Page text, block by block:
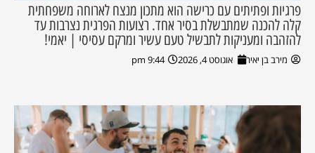
פרגיות ופתיתים עם כרישה הוא מתכון מנצח לארוחה משפחתית
קלה להכנה שמתבשלת בסיר אחד. רצועות הפרגית נצרבות עד
להזהבה ומעניקות לתבשיל טעם עשיר ומרקם עסיסי | יאמי!
מירב בן יאיר אוגוסט 4, 2026 9:44 pm